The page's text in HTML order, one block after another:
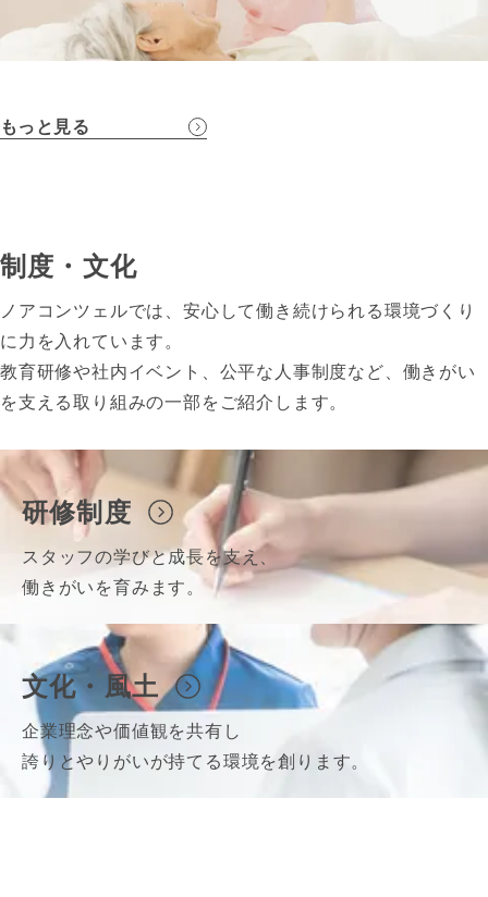
もっと見る
制度・文化
ノアコンツェルでは、安心して働き続けられる環境づくり
に力を入れています。
教育研修や社内イベント、公平な人事制度など、働きがい
を支える取り組みの一部をご紹介します。
研修制度
スタッフの学びと成長を支え、
働きがいを育みます。
文化・風土
企業理念や価値観を共有し
誇りとやりがいが持てる環境を創ります。